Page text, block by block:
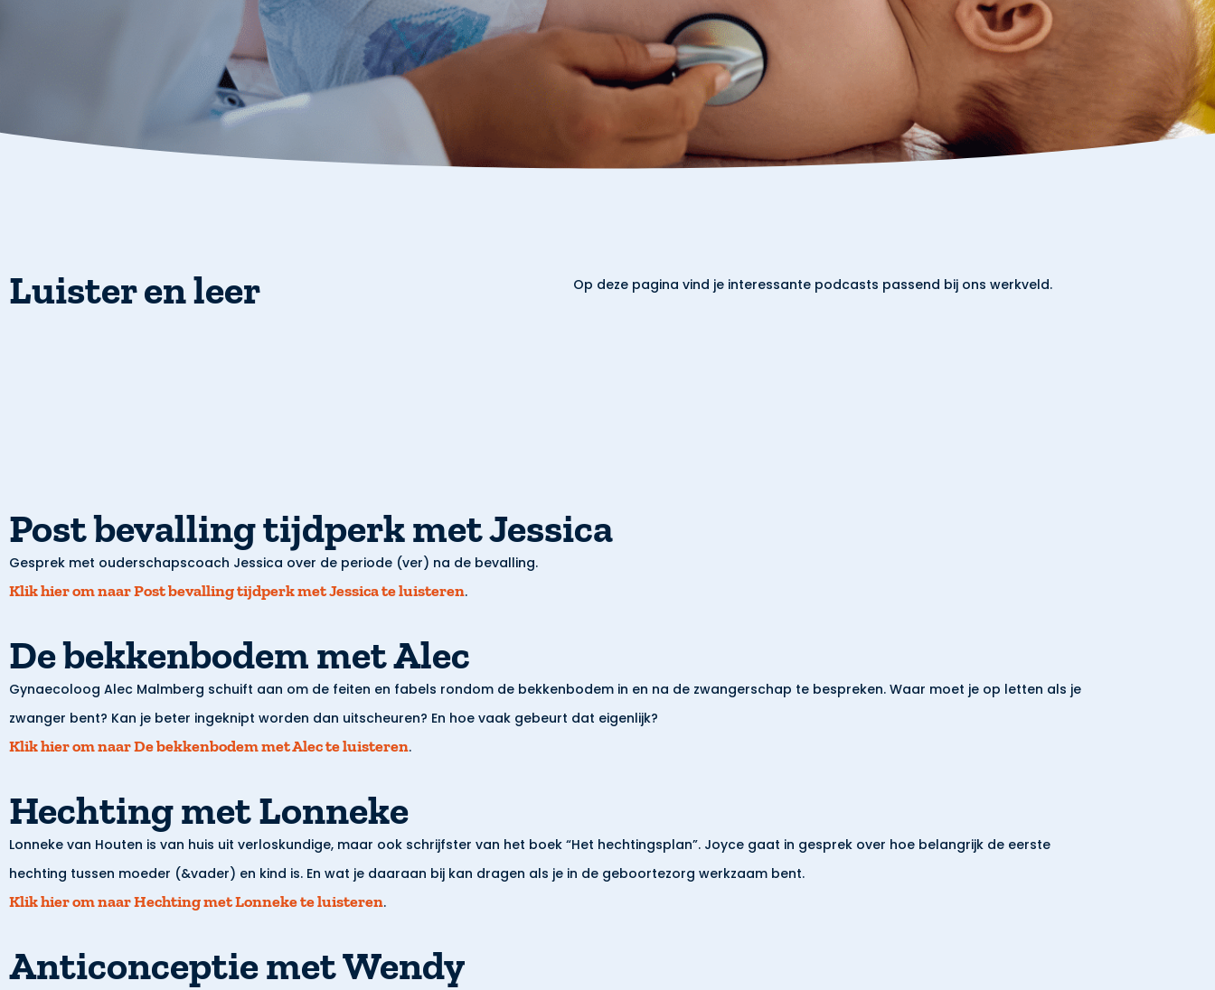
Luister en leer Op deze pagina vind je interessante podcasts passend bij ons werkveld.
Post bevalling tijdperk met Jessica
Gesprek met ouderschapscoach Jessica over de periode (ver) na de bevalling.
Klik hier om naarPost bevalling tijdperk met Jessicate luisteren.
De bekkenbodem met Alec
Gynaecoloog Alec Malmberg schuift aan om de feiten en fabels rondom de bekkenbodem in en na de zwangerschap te bespreken. Waar moet je op letten als je
zwanger bent? Kan je beter ingeknipt worden dan uitscheuren? En hoe vaak gebeurt dat eigenlijk?
Klik hier om naarDe bekkenbodem met Alecte luisteren.
Hechting met Lonneke
Lonneke van Houten is van huis uit verloskundige, maar ook schrijfster van het boek “Het hechtingsplan”. Joyce gaat in gesprek over hoe belangrijk de eerste
hechting tussen moeder (&vader) en kind is. En wat je daaraan bij kan dragen als je in de geboortezorg werkzaam bent.
Klik hier om naarHechting met Lonnekete luisteren.
Anticonceptie met Wendy